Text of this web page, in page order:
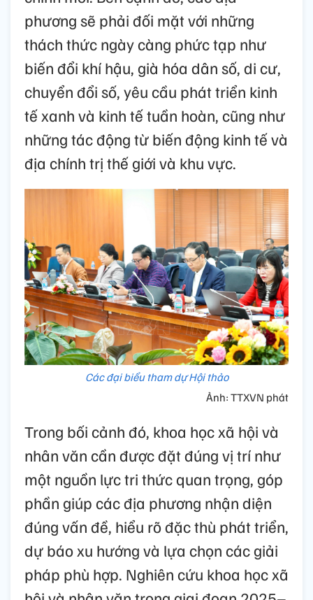
phương sẽ phải đối mặt với những
thách thức ngày càng phức tạp như
biến đổi khí hậu, già hóa dân số, di cư,
chuyển đổi số, yêu cầu phát triển kinh
tế xanh và kinh tế tuần hoàn, cũng như
những tác động từ biến động kinh tế và
địa chính trị thế giới và khu vực.
Các đại biểu tham dự Hội thảo
Ảnh: TTXVN phát
Trong bối cảnh đó, khoa học xã hội và
nhân văn cần được đặt đúng vị trí như
một nguồn lực tri thức quan trọng, góp
phần giúp các địa phương nhận diện
đúng vấn đề, hiểu rõ đặc thù phát triển,
dự báo xu hướng và lựa chọn các giải
pháp phù hợp. Nghiên cứu khoa học xã